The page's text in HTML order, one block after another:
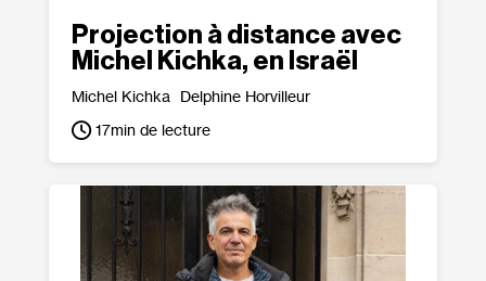
Projection à distance avec
Michel Kichka, en Israël
Michel Kichka
Delphine Horvilleur
17min de lecture